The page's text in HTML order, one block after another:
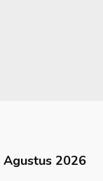
Agustus 2026